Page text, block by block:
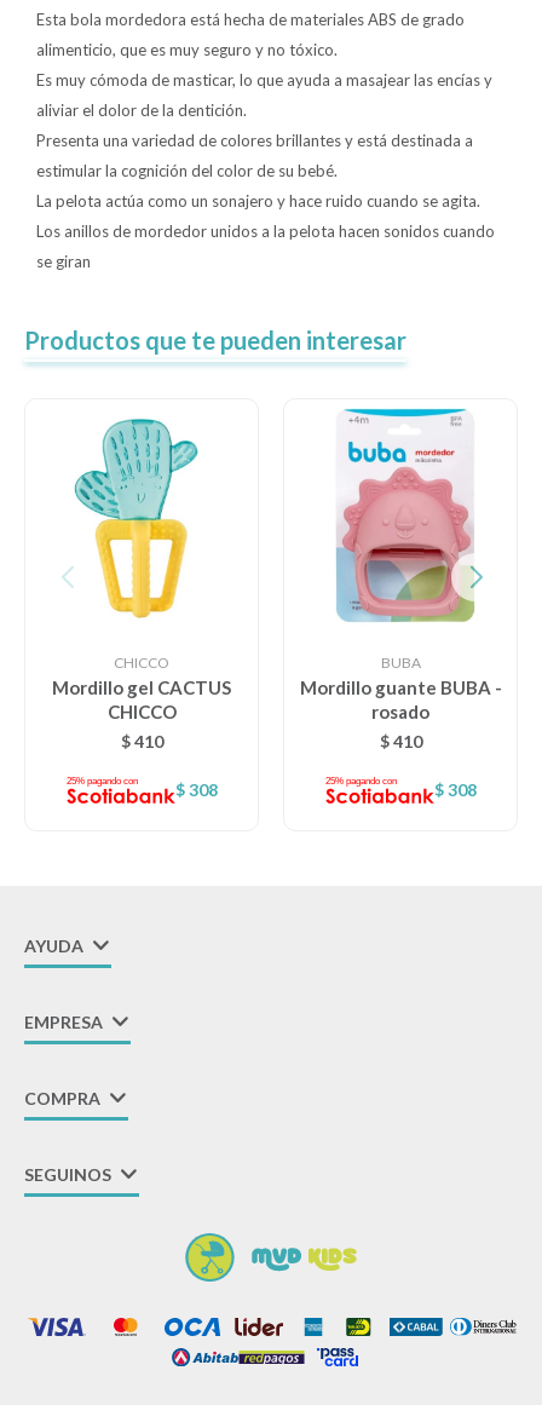
Esta bola mordedora está hecha de materiales ABS de grado
alimenticio, que es muy seguro y no tóxico.
Es muy cómoda de masticar, lo que ayuda a masajear las encías y
aliviar el dolor de la dentición.
Presenta una variedad de colores brillantes y está destinada a
estimular la cognición del color de su bebé.
La pelota actúa como un sonajero y hace ruido cuando se agita.
Los anillos de mordedor unidos a la pelota hacen sonidos cuando
se giran
Productos que te pueden interesar
CHICCO
Mordillo gel CACTUS
CHICCO
$ 410
$ 308
BUBA
Mordillo guante BUBA -
rosado
$ 410
$ 308
AYUDA
EMPRESA
COMPRA
SEGUINOS
Nuevos
Sale
Contacto